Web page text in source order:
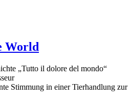
World
„Tutto il dolore del mondo“
Stimmung in einer Tierhandlung zur